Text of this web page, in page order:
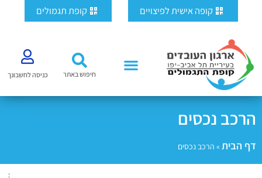
לתוכן
קופה אישית לפיצויים קופת תגמולים
חיפוש באתר כניסה לחשבונך
הרכב נכסים
דף הבית » הרכב נכסים